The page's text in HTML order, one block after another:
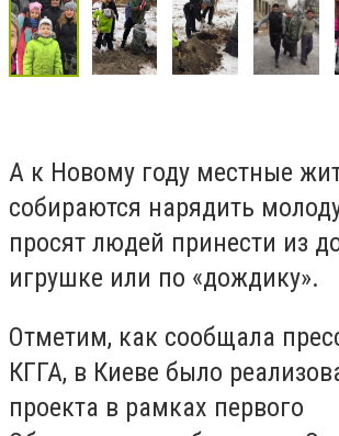
А к Новому году местные
собираются нарядить
просят людей принести из
игрушке или по «дождику».
Отметим, как сообщала
КГГА, в Киеве было
проекта в рамках первого